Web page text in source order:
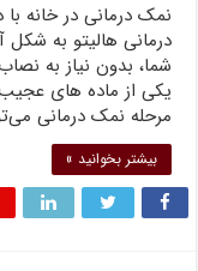
نمک درمانی در خانه
درمانی هالیتو به
شما، بدون نیاز به
یکی از ماده های
مرحله نمک درمانی
بیشتر بخوانید »